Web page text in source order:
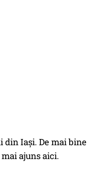
din Iași. De mai bine
ajuns aici.